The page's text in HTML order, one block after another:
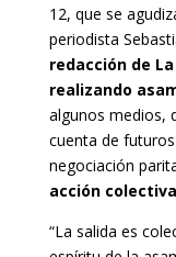
12, que se
periodista
redacción de
realizando
algunos medios,
cuenta de
negociación
acción colectiva
“La salida es